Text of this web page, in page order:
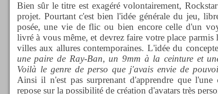
Bien sûr le titre est exagéré volontairement,
projet. Pourtant c'est bien l'idée générale du jeu,
posée, une vie de flic ou bien encore celle d'un
livré à vous même, et devrez faire votre place parmis
villes aux allures contemporaines. L'idée du
une paire de Ray-Ban, un 9mm à la ceinture et
Voilà le genre de perso que j'avais envie de
Ainsi il n'est pas surprenant d'apprendre que
repose sur la possibilité de création d'avatars très